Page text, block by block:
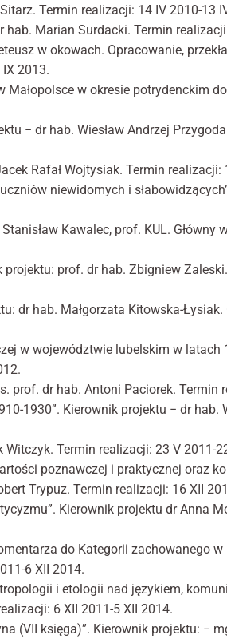
Termin realizacji: 14 IV 2010-13
hab. Marian Surdacki. Termin
w okowach. Opracowanie,
2013.
w okresie potrydenckim
− dr hab. Wiesław Andrzej
Rafał Wojtysiak. Termin realizacji:
niewidomych i
Kawalec, prof. KUL. Główny
prof. dr hab. Zbigniew
dr hab. Małgorzata Kitowska-
w województwie lubelskim w latach
prof. dr hab. Antoni Paciorek. Termin
1930”. Kierownik projektu − dr hab.
Termin realizacji: 23 V 2011-
poznawczej i praktycznej oraz
Trypuz. Termin realizacji: 16 XII
Kierownik projektu dr Anna
do Kategorii zachowanego
6 XII 2014.
i etologii nad językiem,
6 XII 2011-5 XII 2014.
(VII księga)”. Kierownik projektu: −
swoje